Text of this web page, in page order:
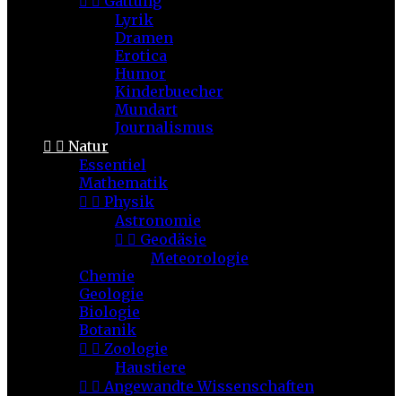
Lyrik
Dramen
Erotica
Humor
Kinderbuecher
Mundart
Journalismus
  Natur
Essentiel
Mathematik
  Physik
Astronomie
  Geodäsie
Meteorologie
Chemie
Geologie
Biologie
Botanik
  Zoologie
Haustiere
  Angewandte Wissenschaften